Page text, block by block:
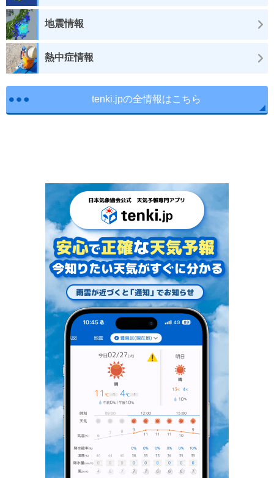
地震情報
熱中症情報
tenki.jpの全情報はこちら